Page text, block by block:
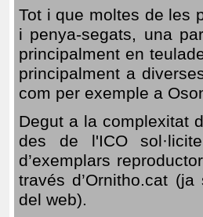
Tot i que moltes de les
i penya-segats, una
principalment en
principalment a
com per exemple a
Degut a la complexitat
des de l'ICO
d’exemplars
través d’Ornitho.cat
del web).